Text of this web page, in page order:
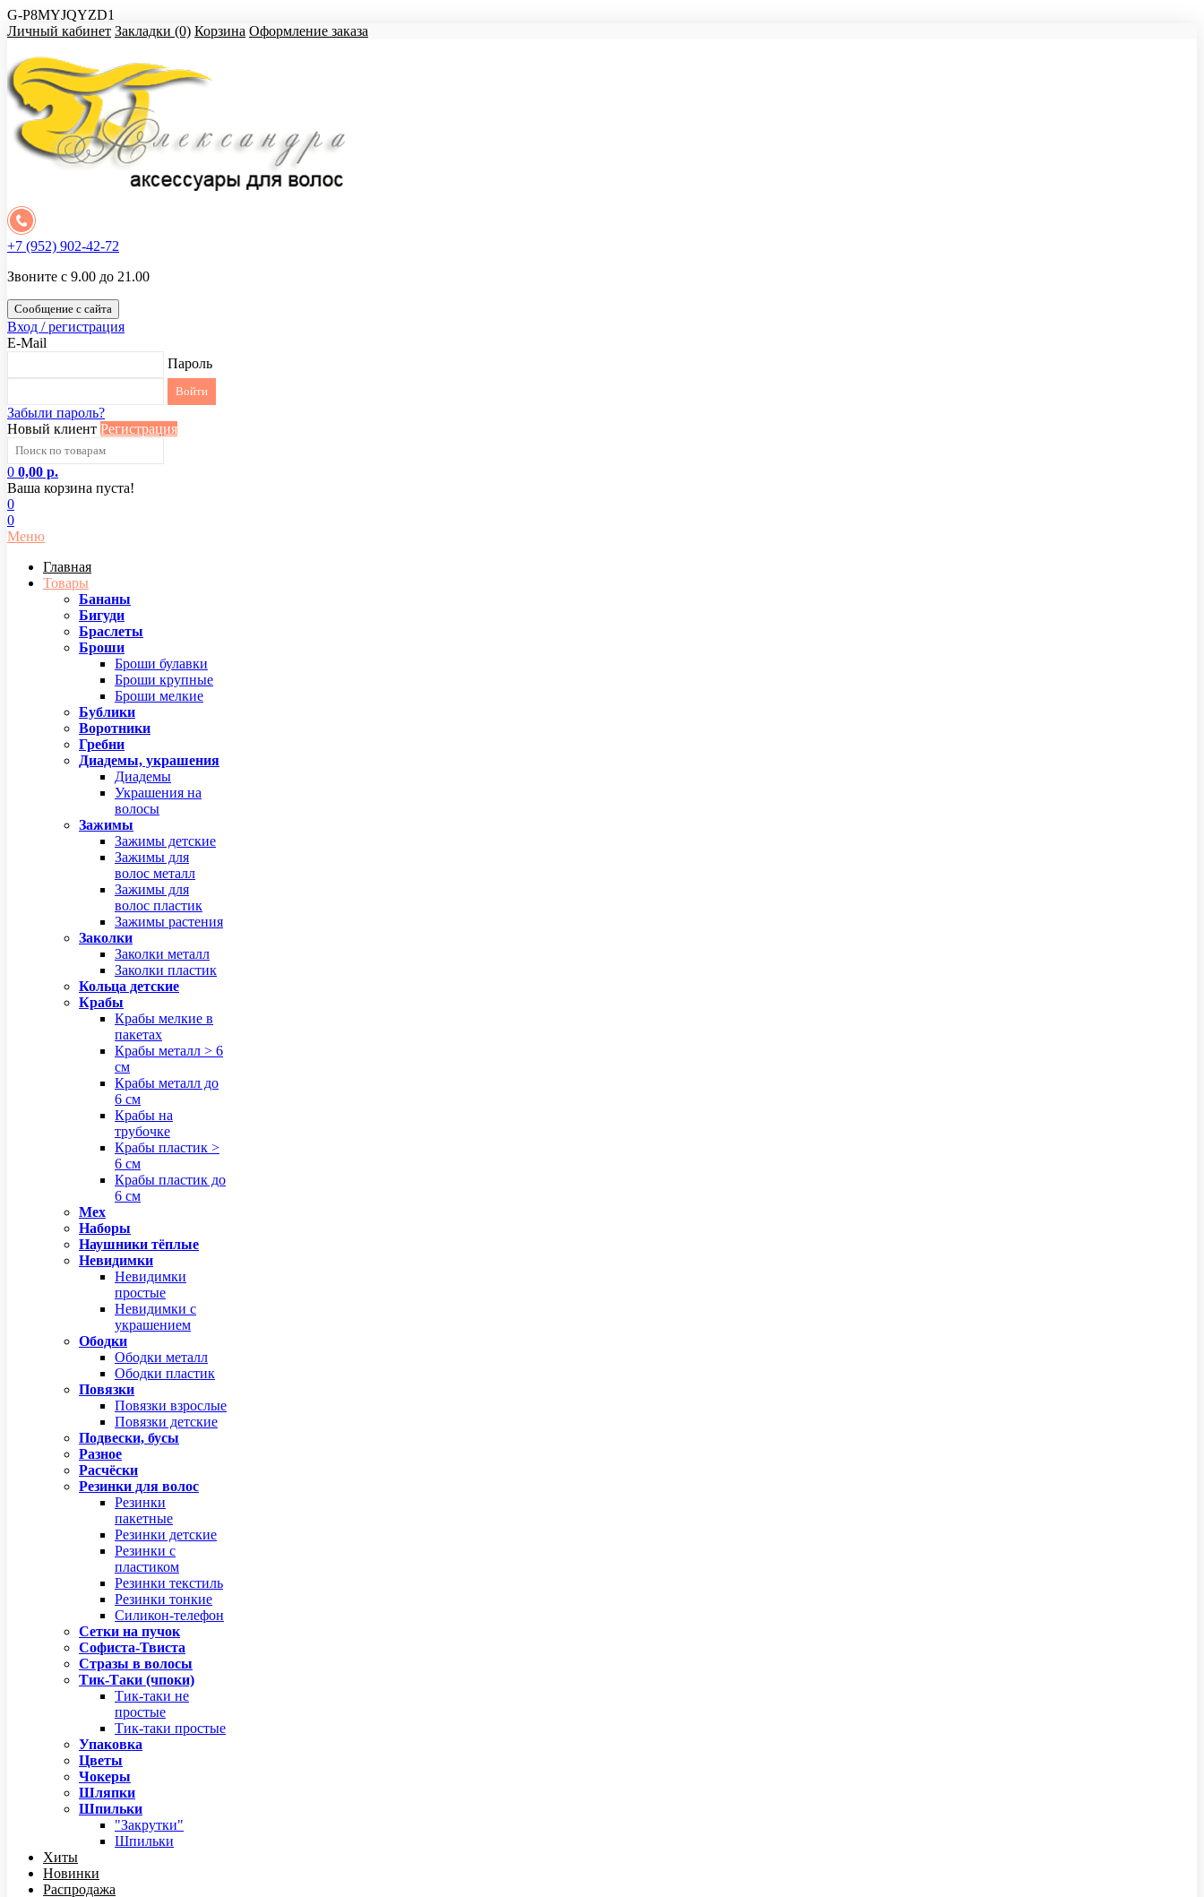
G-P8MYJQYZD1
Личный кабинет Закладки (0) Корзина Оформление заказа
+7 (952) 902-42-72
Звоните с 9.00 до 21.00
Сообщение с сайта
Вход / регистрация
E-Mail
Пароль
Забыли пароль?
Новый клиент Регистрация
0 0,00 р.
Ваша корзина пуста!
0
0
Меню
Главная
Товары
Бананы
Бигуди
Браслеты
Броши
Броши булавки
Броши крупные
Броши мелкие
Бублики
Воротники
Гребни
Диадемы, украшения
Диадемы
Украшения на
волосы
Зажимы
Зажимы детские
Зажимы для
волос металл
Зажимы для
волос пластик
Зажимы растения
Заколки
Заколки металл
Заколки пластик
Кольца детские
Крабы
Крабы мелкие в
пакетах
Крабы металл > 6
см
Крабы металл до
6 см
Крабы на
трубочке
Крабы пластик >
6 см
Крабы пластик до
6 см
Мех
Наборы
Наушники тёплые
Невидимки
Невидимки
простые
Невидимки с
украшением
Ободки
Ободки металл
Ободки пластик
Повязки
Повязки взрослые
Повязки детские
Подвески, бусы
Разное
Расчёски
Резинки для волос
Резинки
пакетные
Резинки детские
Резинки с
пластиком
Резинки текстиль
Резинки тонкие
Силикон-телефон
Сетки на пучок
Софиста-Твиста
Стразы в волосы
Тик-Таки (чпоки)
Тик-таки не
простые
Тик-таки простые
Упаковка
Цветы
Чокеры
Шляпки
Шпильки
"Закрутки"
Шпильки
Хиты
Новинки
Распродажа